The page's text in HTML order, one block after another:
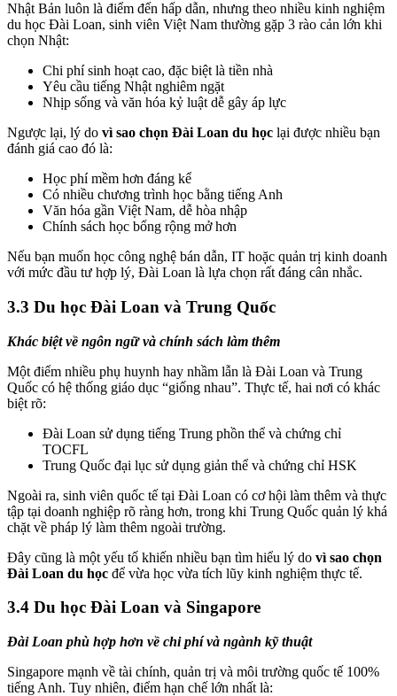
Nhật Bản luôn là điểm đến hấp dẫn, nhưng theo nhiều kinh nghiệm
du học Đài Loan, sinh viên Việt Nam thường gặp 3 rào cản lớn khi
chọn Nhật:
Chi phí sinh hoạt cao, đặc biệt là tiền nhà
Yêu cầu tiếng Nhật nghiêm ngặt
Nhịp sống và văn hóa kỷ luật dễ gây áp lực
Ngược lại, lý do vì sao chọn Đài Loan du học lại được nhiều bạn
đánh giá cao đó là:
Học phí mềm hơn đáng kể
Có nhiều chương trình học bằng tiếng Anh
Văn hóa gần Việt Nam, dễ hòa nhập
Chính sách học bổng rộng mở hơn
Nếu bạn muốn học công nghệ bán dẫn, IT hoặc quản trị kinh doanh
với mức đầu tư hợp lý, Đài Loan là lựa chọn rất đáng cân nhắc.
3.3 Du học Đài Loan và Trung Quốc
Khác biệt về ngôn ngữ và chính sách làm thêm
Một điểm nhiều phụ huynh hay nhầm lẫn là Đài Loan và Trung
Quốc có hệ thống giáo dục “giống nhau”. Thực tế, hai nơi có khác
biệt rõ:
Đài Loan sử dụng tiếng Trung phồn thể và chứng chỉ
TOCFL
Trung Quốc đại lục sử dụng giản thể và chứng chỉ HSK
Ngoài ra, sinh viên quốc tế tại Đài Loan có cơ hội làm thêm và thực
tập tại doanh nghiệp rõ ràng hơn, trong khi Trung Quốc quản lý khá
chặt về pháp lý làm thêm ngoài trường.
Đây cũng là một yếu tố khiến nhiều bạn tìm hiểu lý do vì sao chọn
Đài Loan du học để vừa học vừa tích lũy kinh nghiệm thực tế.
3.4 Du học Đài Loan và Singapore
Đài Loan phù hợp hơn về chi phí và ngành kỹ thuật
Singapore mạnh về tài chính, quản trị và môi trường quốc tế 100%
tiếng Anh. Tuy nhiên, điểm hạn chế lớn nhất là: